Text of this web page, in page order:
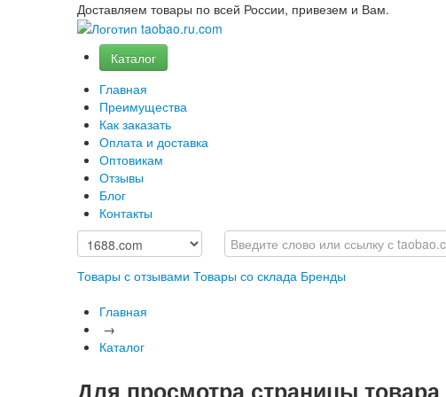
Доставляем товары по всей России, привезем и Вам.
Каталог
Главная
Преимущества
Как заказать
Оплата и доставка
Оптовикам
Отзывы
Блог
Контакты
Товары с отзывами Товары со склада Бренды
Главная
→
Каталог